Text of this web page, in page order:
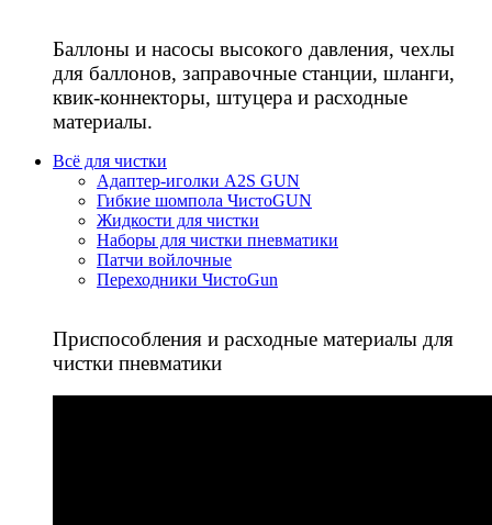
Баллоны и насосы высокого давления, чехлы
для баллонов, заправочные станции, шланги,
квик-коннекторы, штуцера и расходные
материалы.
Всё для чистки
Адаптер-иголки A2S GUN
Гибкие шомпола ЧистоGUN
Жидкости для чистки
Наборы для чистки пневматики
Патчи войлочные
Переходники ЧистоGun
Приспособления и расходные материалы для
чистки пневматики